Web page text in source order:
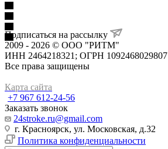
Подписаться на рассылку
2009 - 2026 © ООО "РИТМ"
ИНН 2464218321; ОГРН 1092468029807
Все права защищены
Карта сайта
+7 967 612-24-56
Заказать звонок
24stroke.ru@gmail.com
г. Красноярск, ул. Московская, д.32
Политика конфиденциальности